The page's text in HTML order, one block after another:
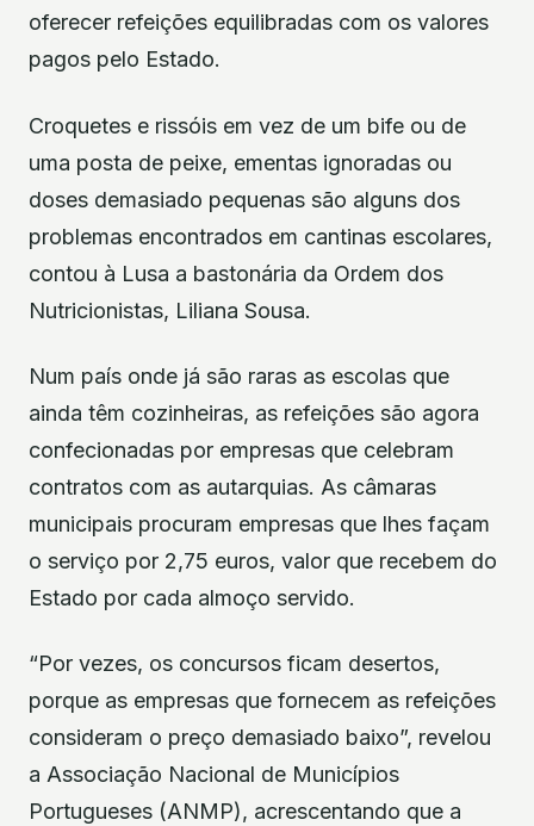
oferecer refeições equilibradas com os valores
pagos pelo Estado.
Croquetes e rissóis em vez de um bife ou de
uma posta de peixe, ementas ignoradas ou
doses demasiado pequenas são alguns dos
problemas encontrados em cantinas escolares,
contou à Lusa a bastonária da Ordem dos
Nutricionistas, Liliana Sousa.
Num país onde já são raras as escolas que
ainda têm cozinheiras, as refeições são agora
confecionadas por empresas que celebram
contratos com as autarquias. As câmaras
municipais procuram empresas que lhes façam
o serviço por 2,75 euros, valor que recebem do
Estado por cada almoço servido.
“Por vezes, os concursos ficam desertos,
porque as empresas que fornecem as refeições
consideram o preço demasiado baixo”, revelou
a Associação Nacional de Municípios
Portugueses (ANMP), acrescentando que a